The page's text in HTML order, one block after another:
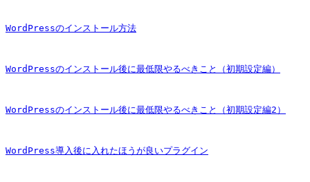
WordPressのインストール方法
WordPressのインストール後に最低限やるべきこと（初期設定編）
WordPressのインストール後に最低限やるべきこと（初期設定編2）
WordPress導入後に入れたほうが良いプラグイン